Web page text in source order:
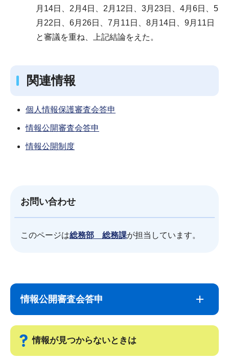
月14日、2月4日、2月12日、3月23日、4月6日、5
月22日、6月26日、7月11日、8月14日、9月11日
と審議を重ね、上記結論をえた。
関連情報
個人情報保護審査会答申
情報公開審査会答申
情報公開制度
お問い合わせ
このページは総務部 総務課が担当しています。
こ
で
情報公開審査会答申
情報が見つからないときは